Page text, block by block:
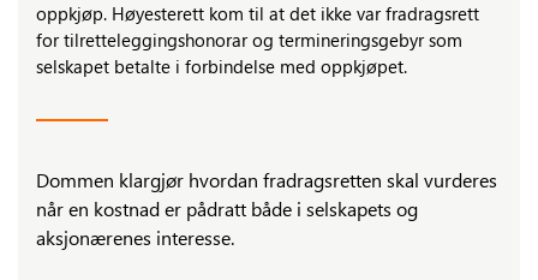
oppkjøp. Høyesterett kom til at det ikke var fradragsrett
for tilretteleggingshonorar og termineringsgebyr som
selskapet betalte i forbindelse med oppkjøpet.
Dommen klargjør hvordan fradragsretten skal vurderes
når en kostnad er pådratt både i selskapets og
aksjonærenes interesse.